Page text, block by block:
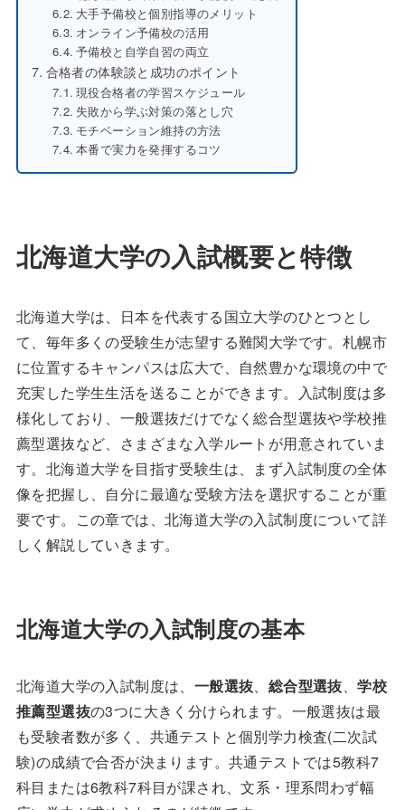
大手予備校と個別指導のメリット
オンライン予備校の活用
予備校と自学自習の両立
合格者の体験談と成功のポイント
現役合格者の学習スケジュール
失敗から学ぶ対策の落とし穴
モチベーション維持の方法
本番で実力を発揮するコツ
北海道大学の入試概要と特徴
北海道大学は、日本を代表する国立大学のひとつとし
て、毎年多くの受験生が志望する難関大学です。札幌市
に位置するキャンパスは広大で、自然豊かな環境の中で
充実した学生生活を送ることができます。入試制度は多
様化しており、一般選抜だけでなく総合型選抜や学校推
薦型選抜など、さまざまな入学ルートが用意されていま
す。北海道大学を目指す受験生は、まず入試制度の全体
像を把握し、自分に最適な受験方法を選択することが重
要です。この章では、北海道大学の入試制度について詳
しく解説していきます。
北海道大学の入試制度の基本
北海道大学の入試制度は、 一般選抜、 総合型選抜、学校
推薦型選抜の3つに大きく分けられます。一般選抜は最
も受験者数が多く、共通テストと個別学力検査(二次試
験)の成績で合否が決まります。共通テストでは5教科7
科目または6教科7科目が課され、文系・理系問わず幅